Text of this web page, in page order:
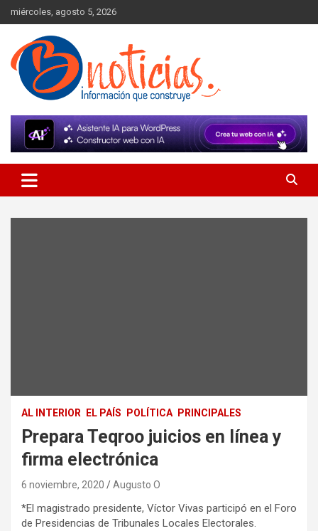
to
content
miércoles, agosto 5, 2026
BNoticias
AL INTERIOR EL PAÍS POLÍTICA PRINCIPALES
Prepara Teqroo juicios en línea y
firma electrónica
6 noviembre, 2020 Augusto O
*El magistrado presidente, Víctor Vivas participó en el Foro
de Presidencias de Tribunales Locales Electorales.